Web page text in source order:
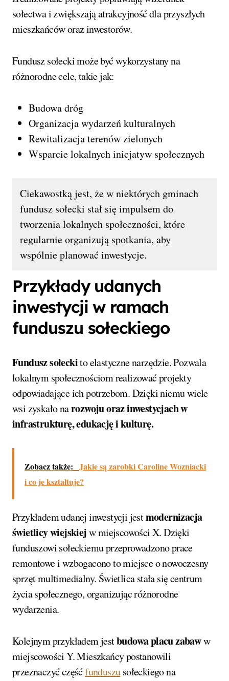
sołectwa i zwiększają atrakcyjność dla przyszłych
mieszkańców oraz inwestorów.
Fundusz sołecki może być wykorzystany na
różnorodne cele, takie jak:
Budowa dróg
Organizacja wydarzeń kulturalnych
Rewitalizacja terenów zielonych
Wsparcie lokalnych inicjatyw społecznych
Ciekawostką jest, że w niektórych gminach
fundusz sołecki stał się impulsem do
tworzenia lokalnych społeczności, które
regularnie organizują spotkania, aby
wspólnie planować inwestycje.
Przykłady udanych
inwestycji w ramach
funduszu sołeckiego
Fundusz sołeckito elastyczne narzędzie. Pozwala
lokalnym społecznościom realizować projekty
odpowiadające ich potrzebom. Dzięki niemu wiele
wsi zyskało narozwoju oraz inwestycjach w
infrastrukturę, edukację i kulturę.
Zobacz także: Jakie są zarobki Caroline Wozniacki
i co je kształtuje?
Przykładem udanej inwestycji jestmodernizacja
świetlicy wiejskiejw miejscowości X. Dzięki
funduszowi sołeckiemu przeprowadzono prace
remontowe i wzbogacono to miejsce o nowoczesny
sprzęt multimedialny. Świetlica stała się centrum
życia społecznego, organizując różnorodne
wydarzenia.
Kolejnym przykładem jestbudowa placu zabaww
miejscowości Y. Mieszkańcy postanowili
przeznaczyć częśćfunduszusołeckiego na